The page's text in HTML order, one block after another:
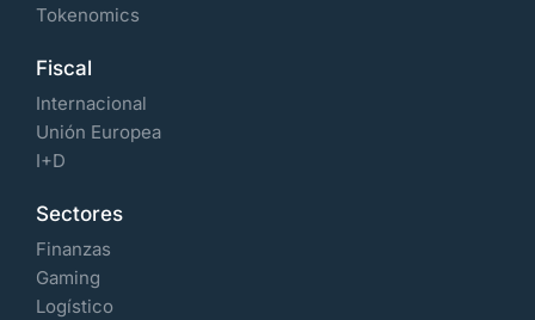
Tokenomics
Fiscal
Internacional
Unión Europea
I+D
Sectores
Finanzas
Gaming
Logístico